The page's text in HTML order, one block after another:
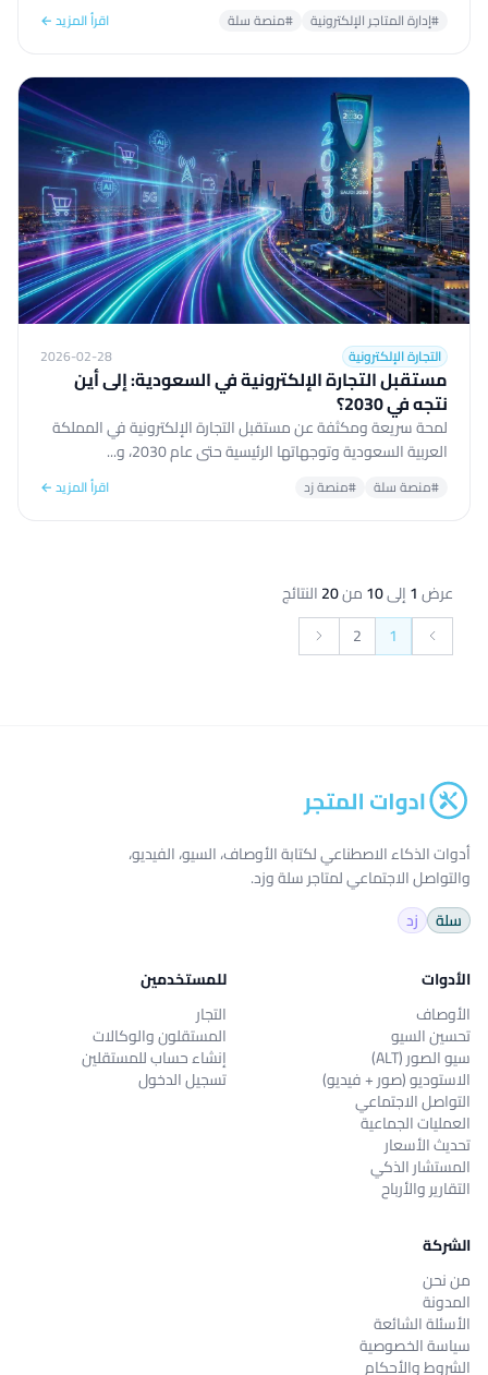
#إدارة المتاجر الإلكترونية #منصة سلة اقرأ المزيد ←
التجارة الإلكترونية 2026-02-28
مستقبل التجارة الإلكترونية في السعودية: إلى أين
نتجه في 2030؟
لمحة سريعة ومكثفة عن مستقبل التجارة الإلكترونية في المملكة
العربية السعودية وتوجهاتها الرئيسية حتى عام 2030، و...
#منصة سلة #منصة زد اقرأ المزيد ←
عرض1إلى10من20النتائج
&laquo; السابق 1
2 التالي &raquo;
أدوات الذكاء الاصطناعي لكتابة الأوصاف، السيو، الفيديو،
والتواصل الاجتماعي لمتاجر سلة وزد.
سلة
زد
الأدوات
الأوصاف
تحسين السيو
سيو الصور (ALT)
الاستوديو (صور + فيديو)
التواصل الاجتماعي
العمليات الجماعية
تحديث الأسعار
المستشار الذكي
التقارير والأرباح
للمستخدمين
التجار
المستقلون والوكالات
إنشاء حساب للمستقلين
تسجيل الدخول
الشركة
من نحن
المدونة
الأسئلة الشائعة
سياسة الخصوصية
الشروط والأحكام